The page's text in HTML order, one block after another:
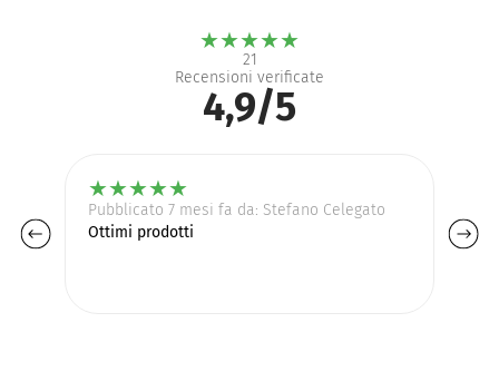
★★★★★
21
Recensioni verificate
4,9/5
★★★★★
Pubblicato 7 mesi fa da: Stefano Celegato
Ottimi prodotti